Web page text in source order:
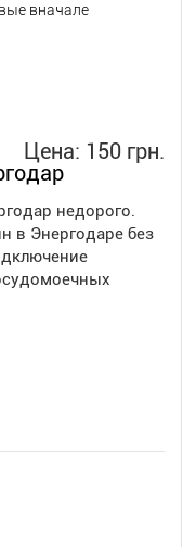
вначале
Цена: 150 грн.
недорого.
в Энергодаре без